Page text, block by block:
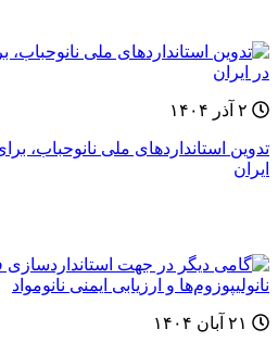
تدوین استانداردهای ملی نانوحباب،
ایران